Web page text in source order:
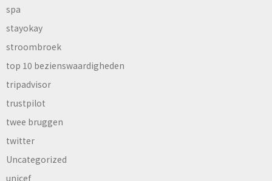
spa
stayokay
stroombroek
top 10 bezienswaardigheden
tripadvisor
trustpilot
twee bruggen
twitter
Uncategorized
unicef